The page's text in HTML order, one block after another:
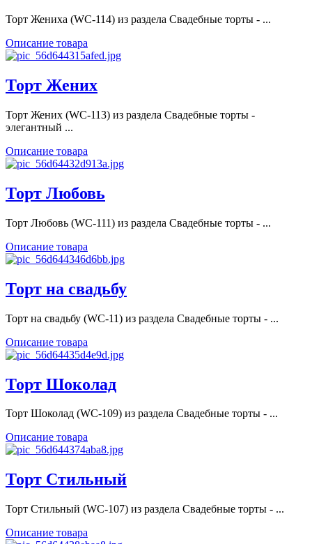
Торт Жениха (WC-114) из раздела Свадебные торты - ...
Описание товара
Торт Жених
Торт Жених (WC-113) из раздела Свадебные торты -
элегантный ...
Описание товара
Торт Любовь
Торт Любовь (WC-111) из раздела Свадебные торты - ...
Описание товара
Торт на свадьбу
Торт на свадьбу (WC-11) из раздела Свадебные торты - ...
Описание товара
Торт Шоколад
Торт Шоколад (WC-109) из раздела Свадебные торты - ...
Описание товара
Торт Стильный
Торт Стильный (WC-107) из раздела Свадебные торты - ...
Описание товара